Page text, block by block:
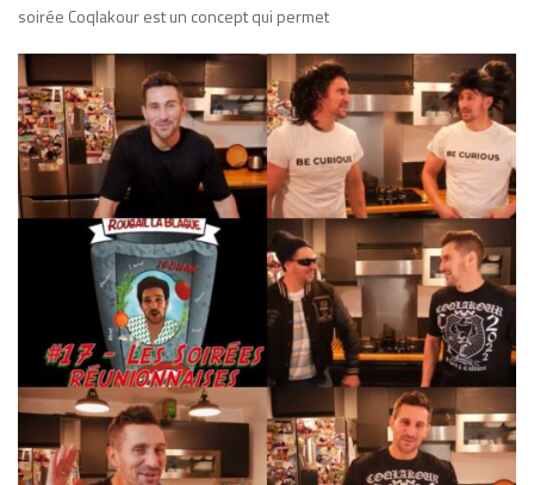
soirée Coqlakour est un concept qui permet